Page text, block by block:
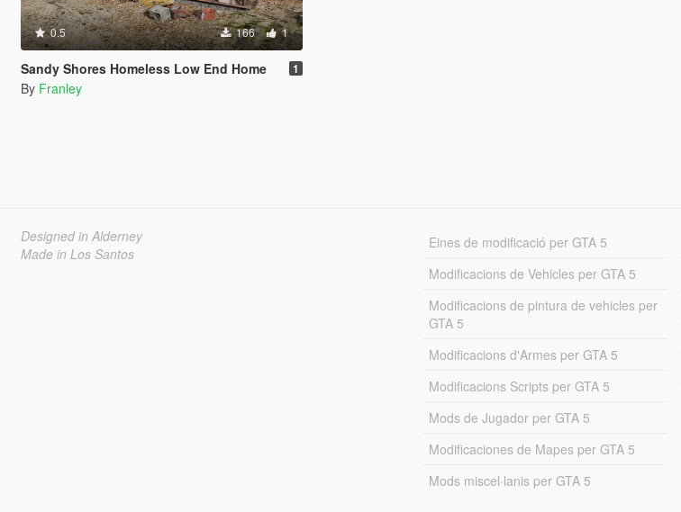
0.5 166 1
Sandy Shores Homeless Low End Home 1
By Franley
Designed in Alderney
Made in Los Santos
Eines de modificació per GTA 5
Modificacions de Vehicles per GTA 5
Modificacions de pintura de vehicles per
GTA 5
Modificacions d'Armes per GTA 5
Modificacions Scripts per GTA 5
Mods de Jugador per GTA 5
Modificaciones de Mapes per GTA 5
Mods miscel·lanis per GTA 5